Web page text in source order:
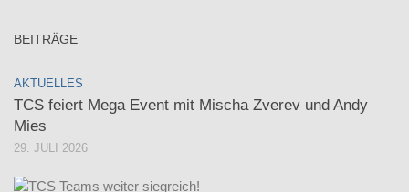
BEITRÄGE
AKTUELLES
TCS feiert Mega Event mit Mischa Zverev und Andy
Mies
29. JULI 2026